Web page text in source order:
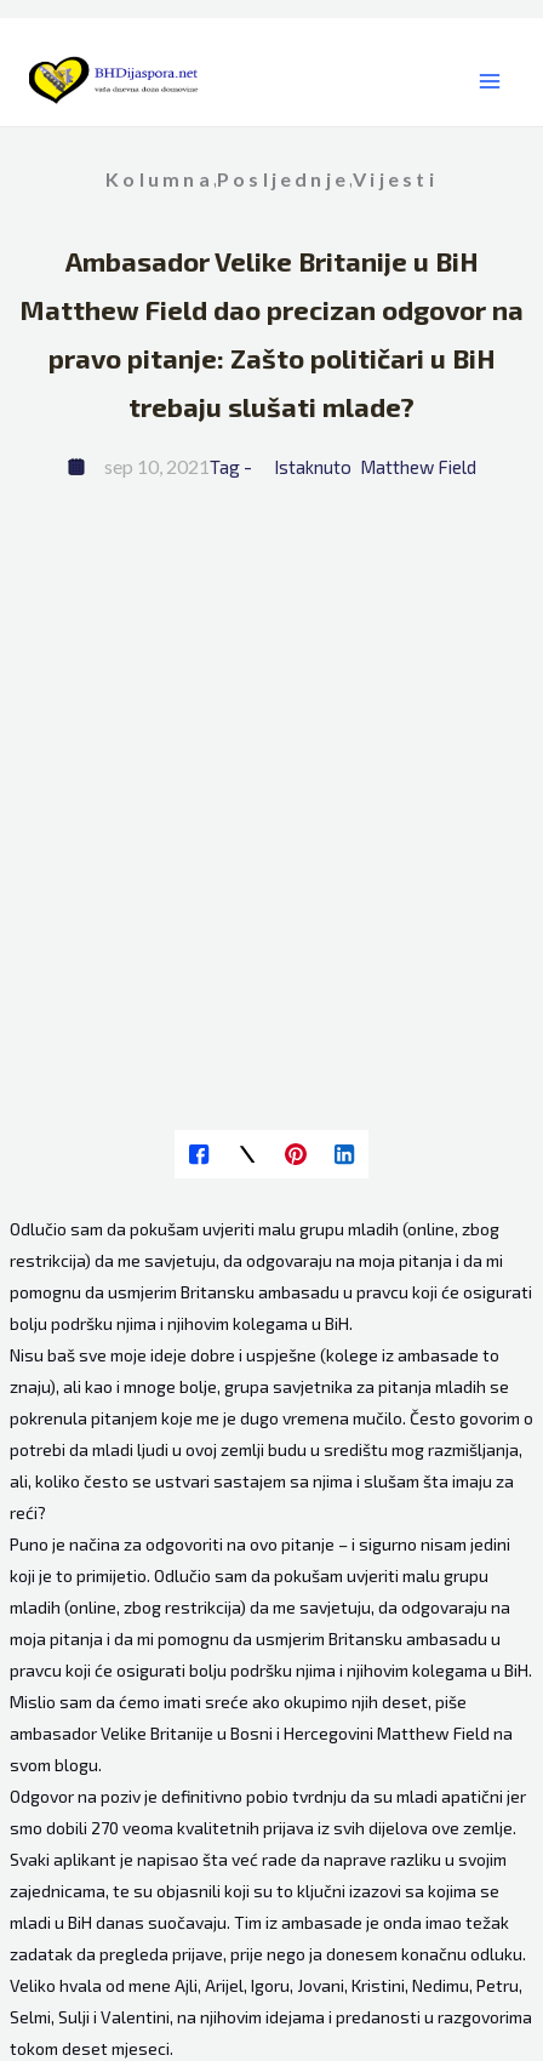
content
Kolumna ,Posljednje ,Vijesti
Ambasador Velike Britanije u BiH
Matthew Field dao precizan odgovor na
pravo pitanje: Zašto političari u BiH
trebaju slušati mlade?
sep 10, 2021Tag - Istaknuto Matthew Field
Odlučio sam da pokušam uvjeriti malu grupu mladih (online, zbog
restrikcija) da me savjetuju, da odgovaraju na moja pitanja i da mi
pomognu da usmjerim Britansku ambasadu u pravcu koji će osigurati
bolju podršku njima i njihovim kolegama u BiH.
Nisu baš sve moje ideje dobre i uspješne (kolege iz ambasade to
znaju), ali kao i mnoge bolje, grupa savjetnika za pitanja mladih se
pokrenula pitanjem koje me je dugo vremena mučilo. Često govorim o
potrebi da mladi ljudi u ovoj zemlji budu u središtu mog razmišljanja,
ali, koliko često se ustvari sastajem sa njima i slušam šta imaju za
reći?
Puno je načina za odgovoriti na ovo pitanje – i sigurno nisam jedini
koji je to primijetio. Odlučio sam da pokušam uvjeriti malu grupu
mladih (online, zbog restrikcija) da me savjetuju, da odgovaraju na
moja pitanja i da mi pomognu da usmjerim Britansku ambasadu u
pravcu koji će osigurati bolju podršku njima i njihovim kolegama u BiH.
Mislio sam da ćemo imati sreće ako okupimo njih deset, piše
ambasador Velike Britanije u Bosni i Hercegovini Matthew Field na
svom blogu.
Odgovor na poziv je definitivno pobio tvrdnju da su mladi apatični jer
smo dobili 270 veoma kvalitetnih prijava iz svih dijelova ove zemlje.
Svaki aplikant je napisao šta već rade da naprave razliku u svojim
zajednicama, te su objasnili koji su to ključni izazovi sa kojima se
mladi u BiH danas suočavaju. Tim iz ambasade je onda imao težak
zadatak da pregleda prijave, prije nego ja donesem konačnu odluku.
Veliko hvala od mene Ajli, Arijel, Igoru, Jovani, Kristini, Nedimu, Petru,
Selmi, Sulji i Valentini, na njihovim idejama i predanosti u razgovorima
tokom deset mjeseci.